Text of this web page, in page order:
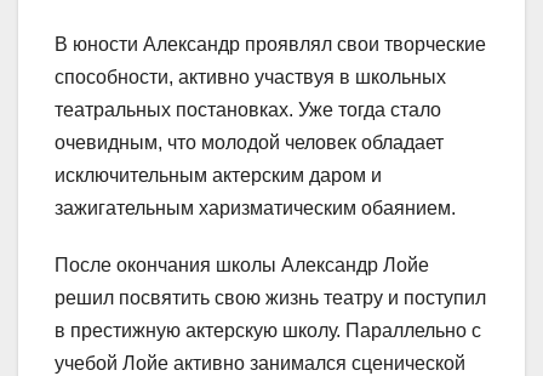
В юности Александр проявлял свои творческие
способности, активно участвуя в школьных
театральных постановках. Уже тогда стало
очевидным, что молодой человек обладает
исключительным актерским даром и
зажигательным харизматическим обаянием.
После окончания школы Александр Лойе
решил посвятить свою жизнь театру и поступил
в престижную актерскую школу. Параллельно с
учебой Лойе активно занимался сценической